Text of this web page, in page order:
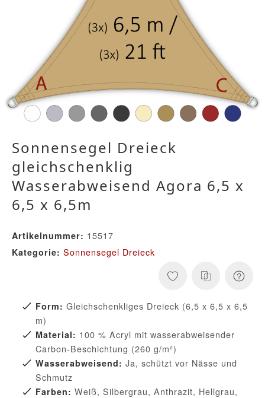
Sonnensegel Dreieck
gleichschenklig
Wasserabweisend Agora 6,5 x
6,5 x 6,5m
Artikelnummer: 15517
Kategorie: Sonnensegel Dreieck
Form: Gleichschenkliges Dreieck (6,5 x 6,5 x 6,5
m)
Material: 100 % Acryl mit wasserabweisender
Carbon-Beschichtung (260 g/m²)
Wasserabweisend: Ja, schützt vor Nässe und
Schmutz
Farben: Weiß, Silbergrau, Anthrazit, Hellgrau,